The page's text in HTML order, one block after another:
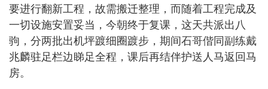
要进行翻新工程，故需搬迁整理，而随着工程完成及
一切设施安置妥当，今朝终于复课，这天共派出八
驹，分两批出机坪踱细圈踱步，期间石哥偕同副练戴
兆麟驻足栏边睇足全程，课后再结伴护送人马返回马
房。